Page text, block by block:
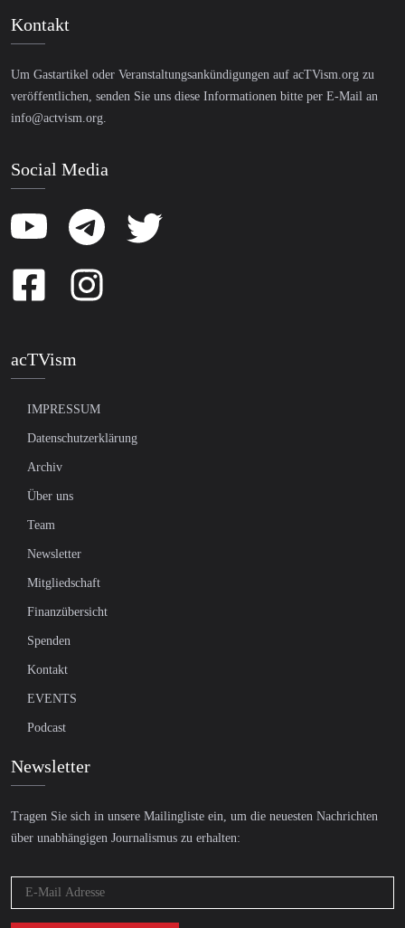
Kontakt
Um Gastartikel oder Veranstaltungsankündigungen auf acTVism.org zu
veröffentlichen, senden Sie uns diese Informationen bitte per E-Mail an
info@actvism.org.
Social Media
acTVism
IMPRESSUM
Datenschutzerklärung
Archiv
Über uns
Team
Newsletter
Mitgliedschaft
Finanzübersicht
Spenden
Kontakt
EVENTS
Podcast
Newsletter
Tragen Sie sich in unsere Mailingliste ein, um die neuesten Nachrichten
über unabhängigen Journalismus zu erhalten: